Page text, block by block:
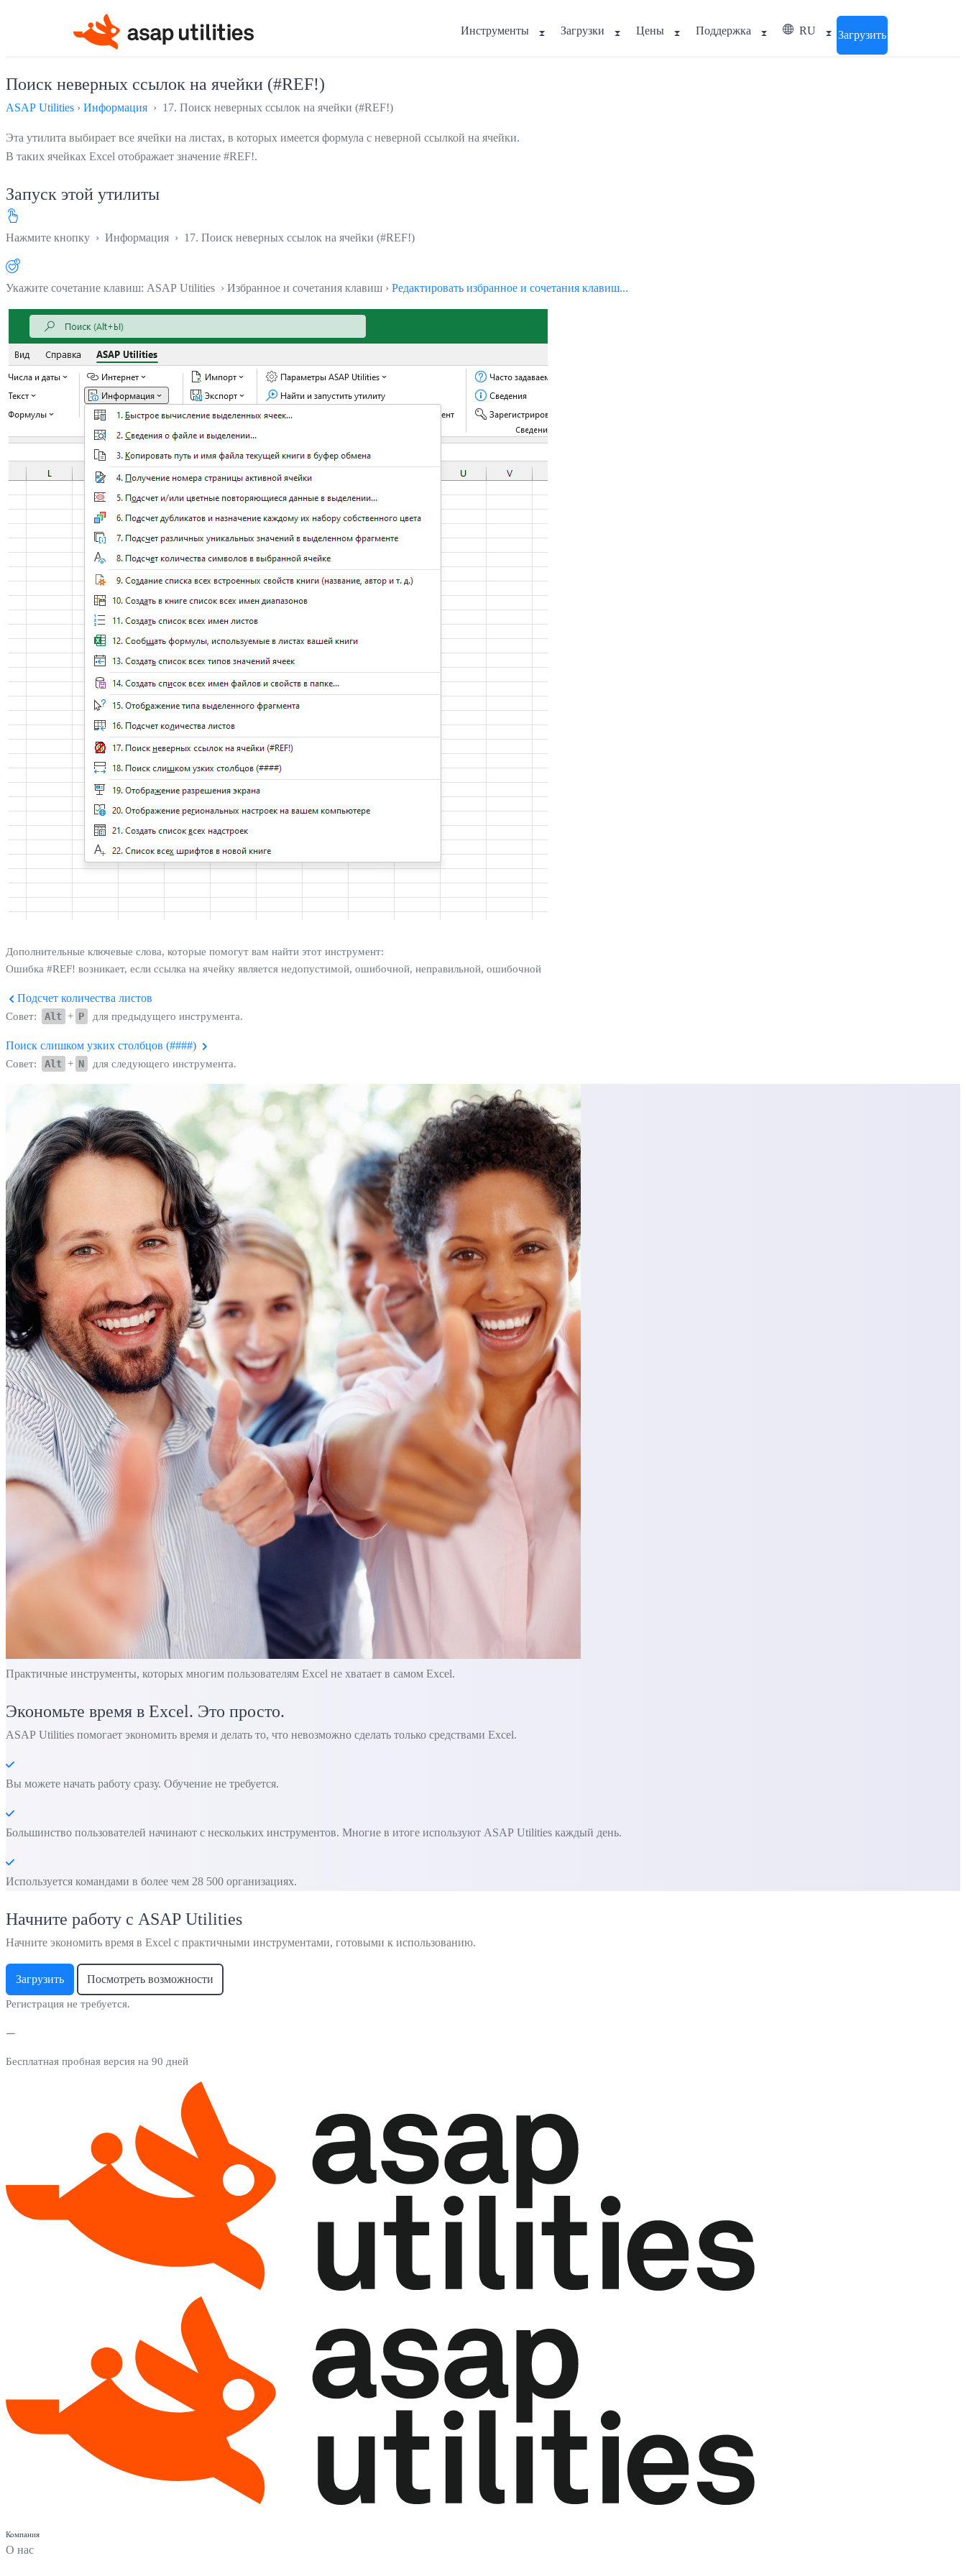
Инструменты Загрузки Цены Поддержка RU Загрузить
Поиск неверных ссылок на ячейки (#REF!)
ASAP Utilities › Информация › 17. Поиск неверных ссылок на ячейки (#REF!)
Эта утилита выбирает все ячейки на листах, в которых имеется формула с неверной ссылкой на ячейки.
В таких ячейках Excel отображает значение #REF!.
Запуск этой утилиты
Нажмите кнопку › Информация › 17. Поиск неверных ссылок на ячейки (#REF!)
Укажите сочетание клавиш: ASAP Utilities › Избранное и сочетания клавиш › Редактировать избранное и сочетания клавиш...
Дополнительные ключевые слова, которые помогут вам найти этот инструмент:
Ошибка #REF! возникает, если ссылка на ячейку является недопустимой, ошибочной, неправильной, ошибочной
Подсчет количества листов
Совет: Alt + P для предыдущего инструмента.
Поиск слишком узких столбцов (####)
Совет: Alt + N для следующего инструмента.
Практичные инструменты, которых многим пользователям Excel не хватает в самом Excel.
Экономьте время в Excel. Это просто.
ASAP Utilities помогает экономить время и делать то, что невозможно сделать только средствами Excel.
Вы можете начать работу сразу. Обучение не требуется.
Большинство пользователей начинают с нескольких инструментов. Многие в итоге используют ASAP Utilities каждый день.
Используется командами в более чем 28 500 организациях.
Начните работу с ASAP Utilities
Начните экономить время в Excel с практичными инструментами, готовыми к использованию.
Загрузить Посмотреть возможности
Регистрация не требуется.
Бесплатная пробная версия на 90 дней
Компания
О нас